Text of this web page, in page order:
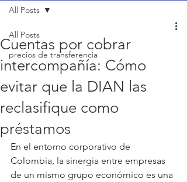
All Posts
precios de transferencia
All Posts
Cuentas por cobrar
intercompañía: Cómo
evitar que la DIAN las
reclasifique como
préstamos
En el entorno corporativo de
Colombia, la sinergia entre empresas
de un mismo grupo económico es una